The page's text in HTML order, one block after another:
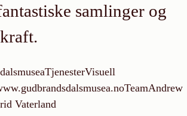
samlinger og
TjenesterVisuell
TeamAndrew
Vaterland